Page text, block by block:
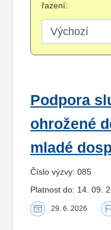
řazení:
Podpora
ohrožené
mladé
Číslo výzvy: 085
Platnost do: 14. 09.
29. 6. 2026